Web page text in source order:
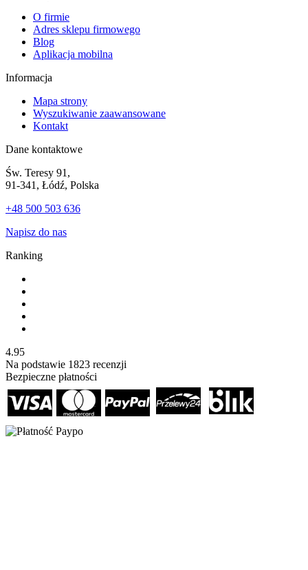
O firmie
Adres sklepu firmowego
Blog
Aplikacja mobilna
Informacja
Mapa strony
Wyszukiwanie zaawansowane
Kontakt
Dane kontaktowe
Św. Teresy 91,
91-341, Łódź, Polska
+48 500 503 636
Napisz do nas
Ranking
4.95
Na podstawie 1823 recenzji
Bezpieczne płatności